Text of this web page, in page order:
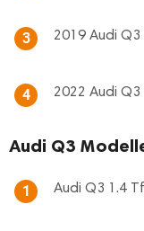
3 2019 Audi Q3
4 2022 Audi Q3
Audi Q3
1 Audi Q3 1.4